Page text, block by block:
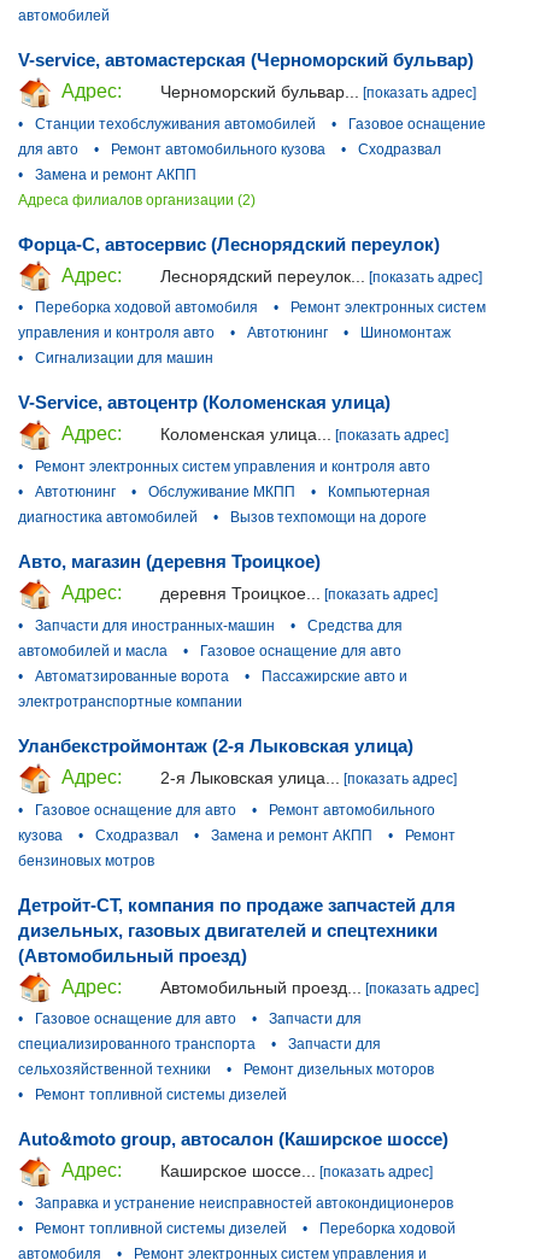
автомобилей
V-service, автомастерская (Черноморский бульвар)
Адрес:
Черноморский бульвар...
[показать адрес]
•
Станции техобслуживания автомобилей •
Газовое оснащение
для авто
• Ремонт автомобильного кузова •
Сходразвал
•
Замена и ремонт АКПП
Адреса филиалов организации (2)
Форца-С, автосервис (Леснорядский переулок)
Адрес:
Леснорядский переулок...
[показать адрес]
•
Переборка ходовой автомобиля •
Ремонт электронных систем
управления и контроля авто
• Автотюнинг •
Шиномонтаж
•
Сигнализации для машин
V-Service, автоцентр (Коломенская улица)
Адрес:
Коломенская улица... [показать адрес]
•
Ремонт электронных систем управления и контроля авто
•
Автотюнинг • Обслуживание МКПП •
Компьютерная
диагностика автомобилей
• Вызов техпомощи на дороге
Авто, магазин (деревня Троицкое)
Адрес:
деревня Троицкое...
[показать адрес]
•
Запчасти для иностранных-машин •
Средства для
автомобилей и масла
•
Газовое оснащение для авто
•
Автоматзированные ворота •
Пассажирские авто и
электротранспортные компании
Уланбекстроймонтаж (2-я Лыковская улица)
Адрес:
2-я Лыковская улица...
[показать адрес]
•
Газовое оснащение для авто •
Ремонт автомобильного
кузова
• Сходразвал • Замена и ремонт АКПП •
Ремонт
бензиновых мотров
Детройт-СТ, компания по продаже запчастей для
дизельных, газовых двигателей и спецтехники
(Автомобильный проезд)
Адрес:
Автомобильный проезд...
[показать адрес]
•
Газовое оснащение для авто •
Запчасти для
специализированного транспорта
•
Запчасти для
сельхозяйственной техники
•
Ремонт дизельных моторов
•
Ремонт топливной системы дизелей
Auto&moto group, автосалон (Каширское шоссе)
Адрес:
Каширское шоссе... [показать адрес]
•
Заправка и устранение неисправностей автокондиционеров
•
Ремонт топливной системы дизелей •
Переборка ходовой
автомобиля
• Ремонт электронных систем управления и